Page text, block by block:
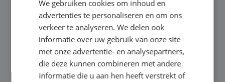
Een vakantie plannen is het leukste dat er is. Of
het nu voor jezelf is, of voor een ander: jij vindt
het super om een mooie reis van A tot Z te
regelen. Door jouw kennis en ervaring leren onze
vakantiegangers de meest prachtige plekjes op
BEKIJK VACATURE
We gebruiken cookies om inhoud en
advertenties te personaliseren en om ons
verkeer te analyseren. We delen ook
informatie over uw gebruik van onze site
met onze advertentie- en analysepartners,
die deze kunnen combineren met andere
informatie die u aan hen heeft verstrekt of